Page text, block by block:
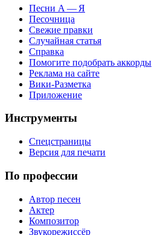
Песни А — Я
Песочница
Свежие правки
Случайная статья
Справка
Помогите подобрать аккорды
Реклама на сайте
Вики-Разметка
Приложение
Инструменты
Спецстраницы
Версия для печати
По профессии
Автор песен
Актер
Композитор
Звукорежиссёр